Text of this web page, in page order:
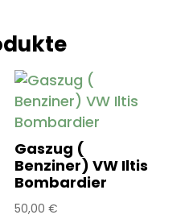
Gaszug (
Benziner) VW Iltis
Bombardier
50,00€